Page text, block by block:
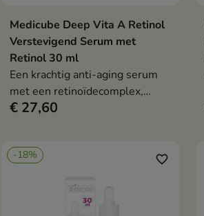
In winkelwagen
Medicube Deep Vita A Retinol
Verstevigend Serum met
Retinol 30 ml
Een krachtig anti-aging serum
met een retinoïdecomplex,
niacinamide en bakuchiol –
stevigheid van de huid.
€ 27,60
-18% favorite_border